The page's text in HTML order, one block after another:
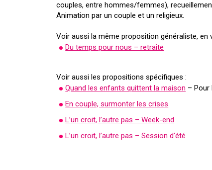
couples, entre hommes/femmes),
Animation par un couple et un religieux.
Voir aussi la même proposition généraliste, en
Du temps pour nous – retraite
Voir aussi les propositions spécifiques :
Quand les enfants quittent la maison – Pour
En couple, surmonter les crises
L’un croit, l’autre pas – Week-end
L’un croit, l’autre pas – Session d’été